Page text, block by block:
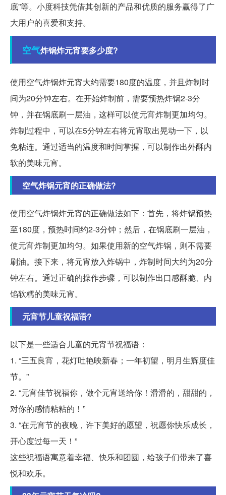
底”等。小度科技凭借其创新的产品和优质的服务赢得了广
大用户的喜爱和支持。
空气炸锅炸元宵要多少度?
使用空气炸锅炸元宵大约需要180度的温度，并且炸制时
间为20分钟左右。在开始炸制前，需要预热炸锅2-3分
钟，并在锅底刷一层油，这样可以使元宵炸制更加均匀。
炸制过程中，可以在5分钟左右将元宵取出晃动一下，以
免粘连。通过适当的温度和时间掌握，可以制作出外酥内
软的美味元宵。
空气炸锅元宵的正确做法?
使用空气炸锅炸元宵的正确做法如下：首先，将炸锅预热
至180度，预热时间约2-3分钟；然后，在锅底刷一层油，
使元宵炸制更加均匀。如果使用新的空气炸锅，则不需要
刷油。接下来，将元宵放入炸锅中，炸制时间大约为20分
钟左右。通过正确的操作步骤，可以制作出口感酥脆、内
馅软糯的美味元宵。
元宵节儿童祝福语?
以下是一些适合儿童的元宵节祝福语：
1. “三五良宵，花灯吐艳映新春；一年初望，明月生辉度佳
节。”
2. “元宵佳节祝福你，做个元宵送给你！滑滑的，甜甜的，
对你的感情粘粘的！”
3. “在元宵节的夜晚，许下美好的愿望，祝愿你快乐成长，
开心度过每一天！”
这些祝福语寓意着幸福、快乐和团圆，给孩子们带来了喜
悦和欢乐。